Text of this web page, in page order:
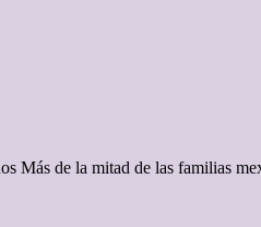
Más de la mitad de las familias